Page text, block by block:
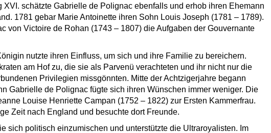
schätzte Gabrielle de Polignac ebenfalls und erhob ihren Ehemann
1781 gebar Marie Antoinette ihren Sohn Louis Joseph (1781 – 1789).
von Victoire de Rohan (1743 – 1807) die Aufgaben der Gouvernante
nutzte ihren Einfluss, um sich und ihre Familie zu bereichern.
am Hof zu, die sie als Parvenü verachteten und ihr nicht nur die
Privilegien missgönnten. Mitte der Achtzigerjahre begann
Gabrielle de Polignac fügte sich ihren Wünschen immer weniger. Die
Louise Henriette Campan (1752 – 1822) zur Ersten Kammerfrau.
Zeit nach England und besuchte dort Freunde.
sich politisch einzumischen und unterstützte die Ultraroyalisten. Im